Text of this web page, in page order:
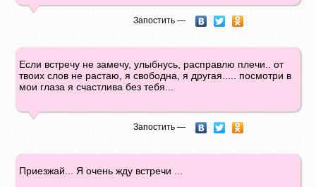
Запостить —
Если встречу не замечу, улыбнусь, расправлю плечи.. от
твоих слов не растаю, я свободна, я другая..... посмотри в
мои глаза я счастлива без тебя...
Запостить —
Приезжай... Я очень жду встречи ...